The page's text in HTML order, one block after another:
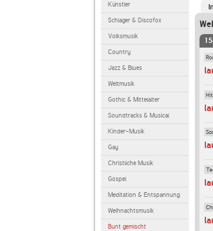
Künstler
Schlager & Discofox
Volksmusik
Country
Jazz & Blues
Weltmusik
Gothic & Mittelalter
Soundtracks & Musical
Kinder-Musik
Gay
Christliche Musik
Gospel
Meditation & Entspannung
Weihnachtsmusik
Bunt gemischt